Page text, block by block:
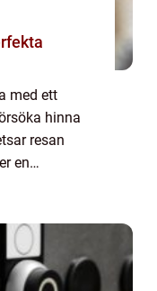
med ett
hinna
resan
en